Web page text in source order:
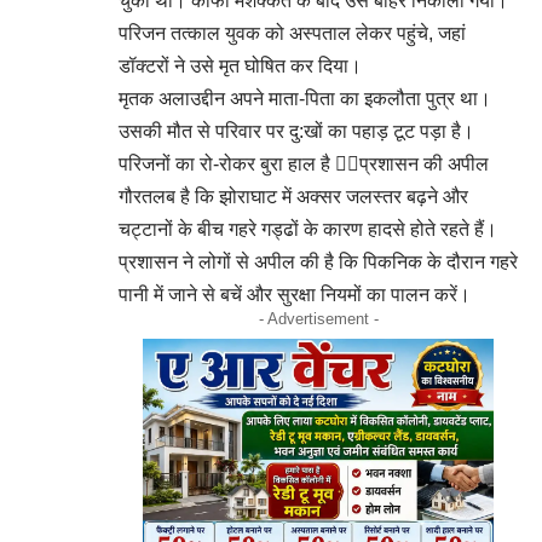
परिजन तत्काल युवक को अस्पताल लेकर पहुंचे, जहां
डॉक्टरों ने उसे मृत घोषित कर दिया।
मृतक अलाउद्दीन अपने माता-पिता का इकलौता पुत्र था।
उसकी मौत से परिवार पर दु:खों का पहाड़ टूट पड़ा है।
परिजनों का रो-रोकर बुरा हाल है 👉🏻प्रशासन की अपील
गौरतलब है कि झोराघाट में अक्सर जलस्तर बढ़ने और
चट्टानों के बीच गहरे गड्ढों के कारण हादसे होते रहते हैं।
प्रशासन ने लोगों से अपील की है कि पिकनिक के दौरान गहरे
पानी में जाने से बचें और सुरक्षा नियमों का पालन करें।
- Advertisement -